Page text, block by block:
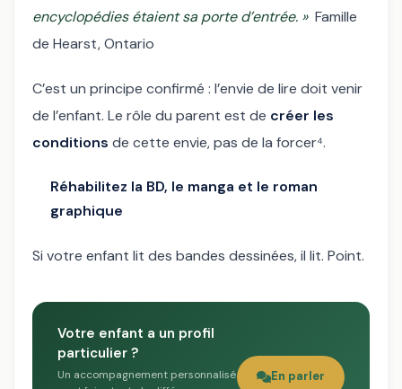
encyclopédies étaient sa porte d’entrée. »Famille
de Hearst, Ontario
C’est un principe confirmé : l’envie de lire doit venir
de l’enfant. Le rôle du parent est de créer les
conditions de cette envie, pas de la forcer⁴.
Réhabilitez la BD, le manga et le roman
graphique
Si votre enfant lit des bandes dessinées, il lit. Point.
Votre enfant a un profil
particulier ?
Un accompagnement personnalisé
En parler